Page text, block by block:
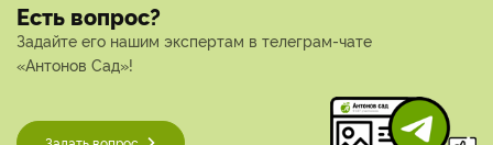
Есть вопрос?
Задайте его нашим экспертам в телеграм-чате
«Антонов Сад»!